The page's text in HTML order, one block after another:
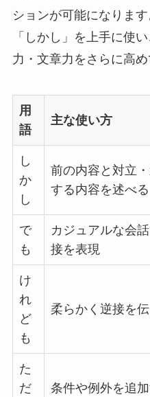
ションが可能になります
「しかし」を上手に使
力・文章力をさらに高め
用
語
主な使い方
し
か
し
前の内容と対立
する内容を述べる
で
も
カジュアルな会
接を表現
け
れ
ど
も
柔らかく逆接を
た
だ
条件や例外を追